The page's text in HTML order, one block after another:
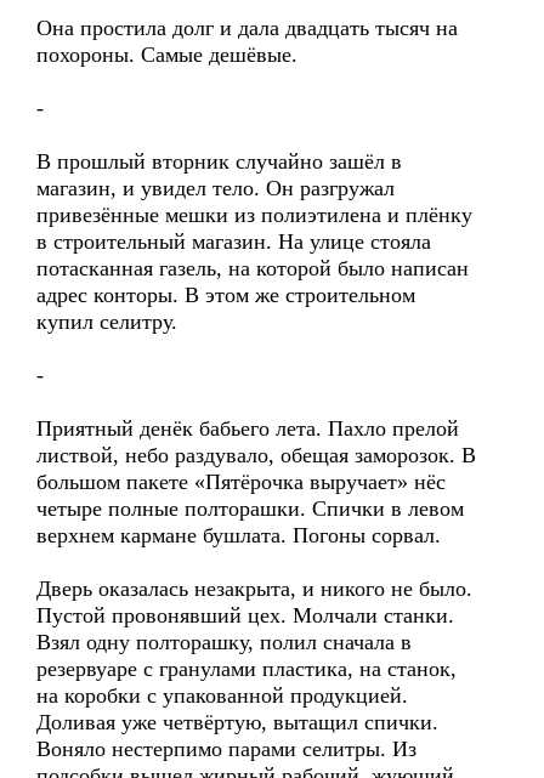
Она простила долг и дала двадцать тысяч на
похороны. Самые дешёвые.
-
В прошлый вторник случайно зашёл в
магазин, и увидел тело. Он разгружал
привезённые мешки из полиэтилена и плёнку
в строительный магазин. На улице стояла
потасканная газель, на которой было написан
адрес конторы. В этом же строительном
купил селитру.
-
Приятный денёк бабьего лета. Пахло прелой
листвой, небо раздувало, обещая заморозок. В
большом пакете «Пятёрочка выручает» нёс
четыре полные полторашки. Спички в левом
верхнем кармане бушлата. Погоны сорвал.
Дверь оказалась незакрыта, и никого не было.
Пустой провонявший цех. Молчали станки.
Взял одну полторашку, полил сначала в
резервуаре с гранулами пластика, на станок,
на коробки с упакованной продукцией.
Доливая уже четвёртую, вытащил спички.
Воняло нестерпимо парами селитры. Из